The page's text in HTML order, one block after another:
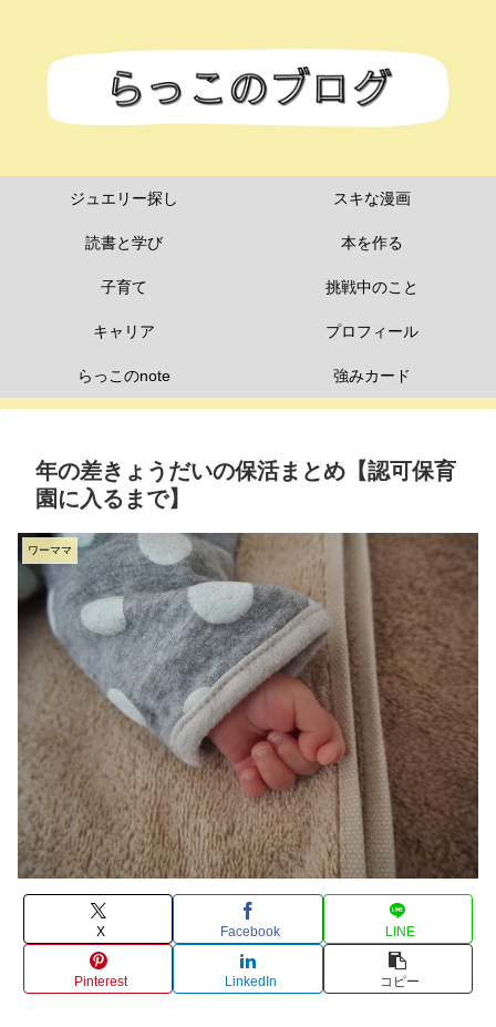
ジュエリー探し スキな漫画
読書と学び 本を作る
子育て 挑戦中のこと
キャリア プロフィール
らっこのnote 強みカード
年の差きょうだいの保活まとめ【認可保育
園に入るまで】
ワーママ
X Facebook LINE
Pinterest LinkedIn コピー